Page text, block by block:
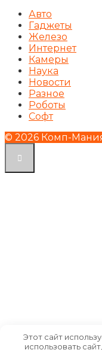
Авто
Гаджеты
Железо
Интернет
Камеры
Наука
Новости
Разное
Роботы
Софт
© 2026 Комп-
Этот сайт
использовать